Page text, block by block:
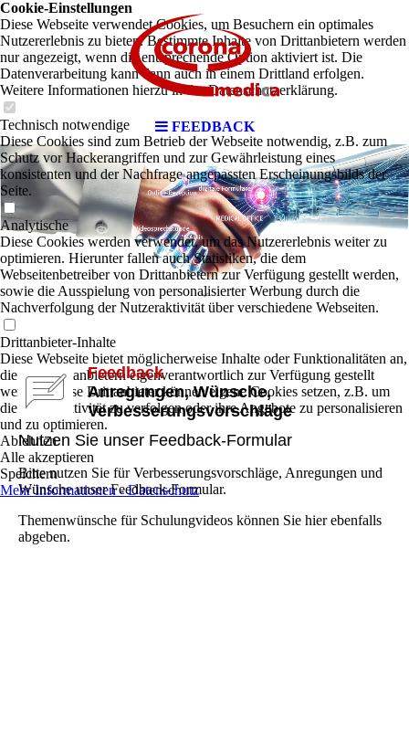
FEEDBACK
Feedback
Anregungen, Wünsche,
Verbesserungsvorschläge
Nutzen Sie unser Feedback-Formular
Bitte nutzen Sie für Verbesserungsvorschläge, Anregungen und
Wünsche unser Feedback-Formular.
Themenwünsche für Schulungvideos können Sie hier ebenfalls
abgeben.
Cookie-Einstellungen
Diese Webseite verwendet Cookies, um Besuchern ein optimales
Nutzererlebnis zu bieten. Bestimmte Inhalte von Drittanbietern werden
nur angezeigt, wenn die entsprechende Option aktiviert ist. Die
Datenverarbeitung kann dann auch in einem Drittland erfolgen.
Weitere Informationen hierzu in der Datenschutzerklärung.
Technisch notwendige
Diese Cookies sind zum Betrieb der Webseite notwendig, z.B. zum
Schutz vor Hackerangriffen und zur Gewährleistung eines
konsistenten und der Nachfrage angepassten Erscheinungsbilds der
Seite.
Analytische
Diese Cookies werden verwendet, um das Nutzererlebnis weiter zu
optimieren. Hierunter fallen auch Statistiken, die dem
Webseitenbetreiber von Drittanbietern zur Verfügung gestellt werden,
sowie die Ausspielung von personalisierter Werbung durch die
Nachverfolgung der Nutzeraktivität über verschiedene Webseiten.
Drittanbieter-Inhalte
Diese Webseite bietet möglicherweise Inhalte oder Funktionalitäten an,
die von Drittanbietern eigenverantwortlich zur Verfügung gestellt
werden. Diese Drittanbieter können eigene Cookies setzen, z.B. um
die Nutzeraktivität zu verfolgen oder ihre Angebote zu personalisieren
und zu optimieren.
Ablehnen
Alle akzeptieren
Speichern
Mehr Informationen - Datenschutz